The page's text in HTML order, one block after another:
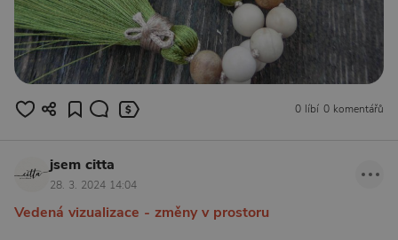
0 líbí 0 komentářů
jsem citta
28. 3. 2024 14:04
Vedená vizualizace - změny v prostoru